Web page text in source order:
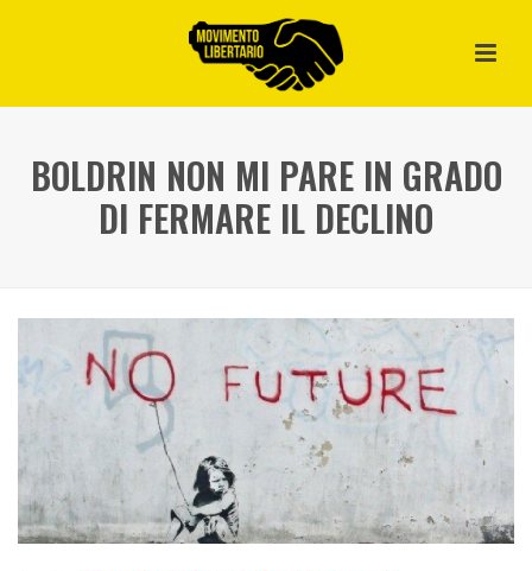
BOLDRIN NON MI PARE IN GRADO
DI FERMARE IL DECLINO